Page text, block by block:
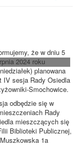
że w dniu 5
2024 roku
planowana
IV sesja Rady Osiedla
Smochowice.
odbędzie się w
Rady
mieszczących się
Biblioteki Publicznej,
1a